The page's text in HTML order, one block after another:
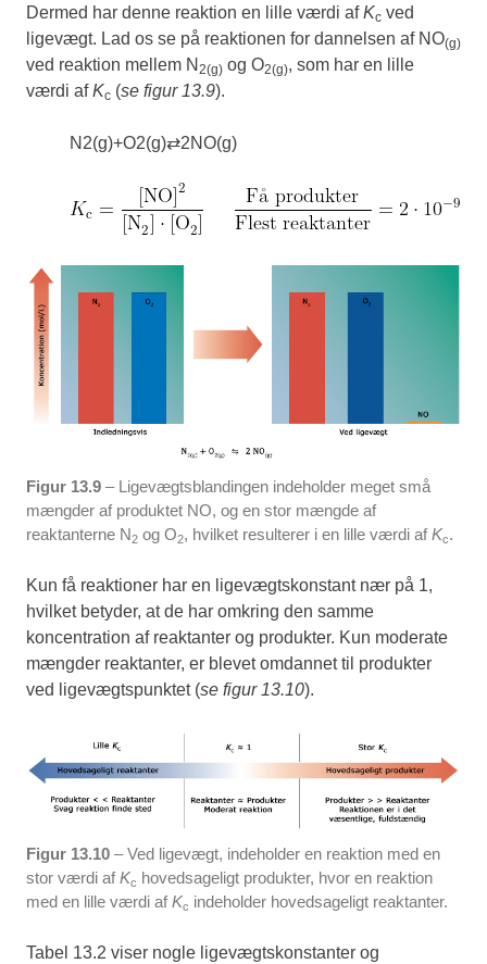
Dermed har denne reaktion en lille værdi afKc ved
ligevægt. Lad os se på reaktionen for dannelsen af NO(g)
ved reaktion mellem N 2(g) og O2(g), som har en lille
værdi afKc (se figur 13.9).
N 2(g)+O2(g)⇄2NO(g)
Figur 13.9 – Ligevægtsblandingen indeholder meget små
mængder af produktet NO, og en stor mængde af
reaktanterne N2 og O2, hvilket resulterer i en lille værdi afKc.
Kun få reaktioner har en ligevægtskonstant nær på 1,
hvilket betyder, at de har omkring den samme
koncentration af reaktanter og produkter. Kun moderate
mængder reaktanter, er blevet omdannet til produkter
ved ligevægtspunktet (se figur 13.10).
Figur 13.10 – Ved ligevægt, indeholder en reaktion med en
stor værdi afKc hovedsageligt produkter, hvor en reaktion
med en lille værdi afKc indeholder hovedsageligt reaktanter.
Tabel 13.2 viser nogle ligevægtskonstanter og